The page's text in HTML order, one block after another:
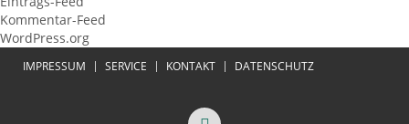
Kommentar-Feed
WordPress.org
IMPRESSUM SERVICE KONTAKT DATENSCHUTZ